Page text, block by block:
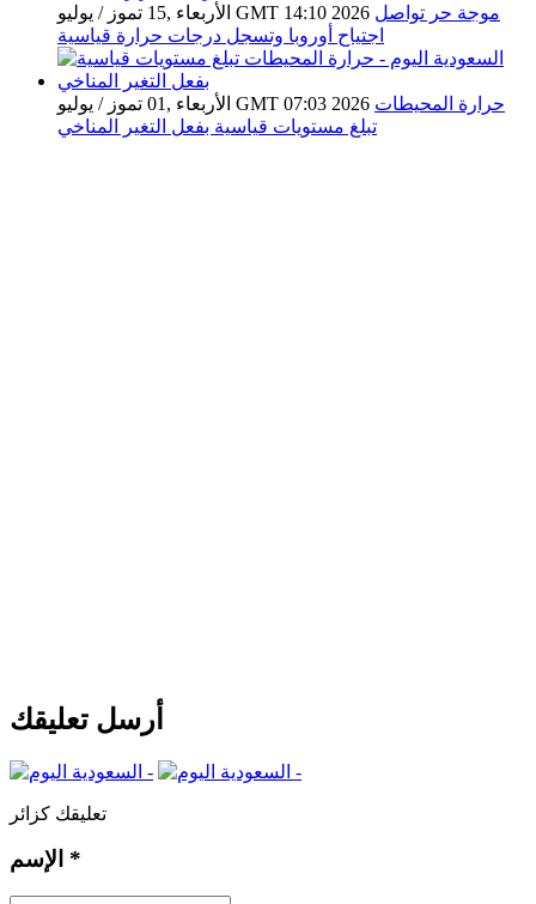
الأربعاء ,15 تموز / يوليو GMT 14:10 2026 موجة حر تواصل
اجتياح أوروبا وتسجل درجات حرارة قياسية
الأربعاء ,01 تموز / يوليو GMT 07:03 2026 حرارة المحيطات
تبلغ مستويات قياسية بفعل التغير المناخي
أرسل تعليقك
تعليقك كزائر
*